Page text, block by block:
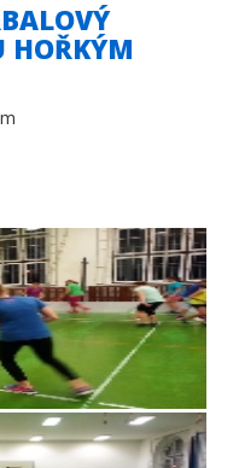
HOŘKÝM